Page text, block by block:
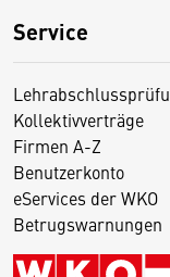
Service
Kollektivverträge
Firmen A-Z
Benutzerkonto
eServices der WKO
Betrugswarnungen